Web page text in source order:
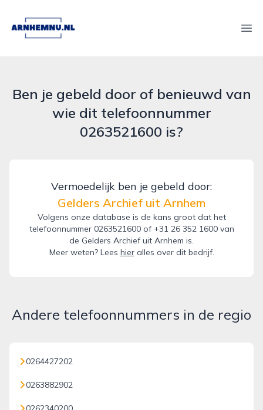
arnhemnu.nl
Ben je gebeld door of benieuwd van
wie dit telefoonnummer
0263521600 is?
Vermoedelijk ben je gebeld door:
Gelders Archief uit Arnhem
Volgens onze database is de kans groot dat het
telefoonnummer 0263521600 of +31 26 352 1600 van
de Gelders Archief uit Arnhem is.
Meer weten? Lees hieralles over dit bedrijf.
Andere telefoonnummers in de regio
0264427202
0263882902